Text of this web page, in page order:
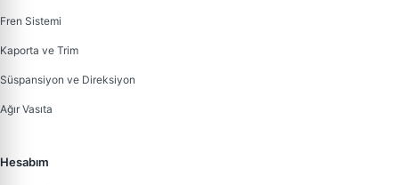
Fren Sistemi
Kaporta ve Trim
Süspansiyon ve Direksiyon
Ağır Vasıta
Hesabım